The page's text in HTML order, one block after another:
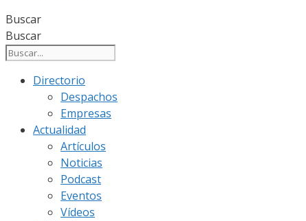
Buscar
Buscar
Directorio
Despachos
Empresas
Actualidad
Artículos
Noticias
Podcast
Eventos
Vídeos